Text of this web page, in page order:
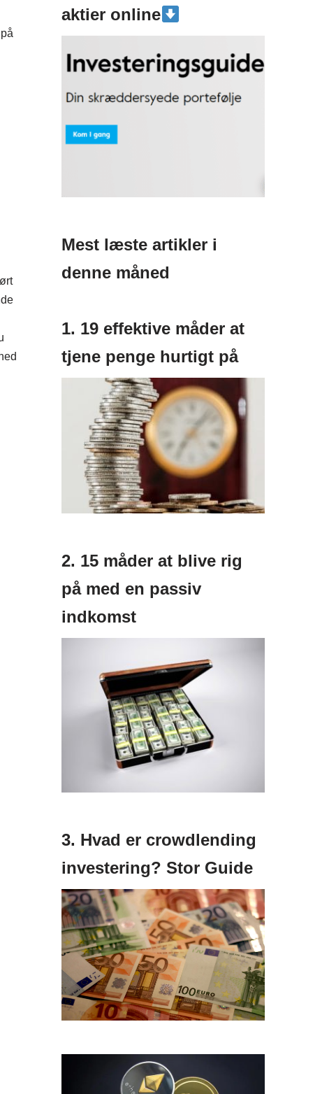
aktier online
Mest læste artikler i
denne måned
1. 19 effektive måder at
tjene penge hurtigt på
2. 15 måder at blive rig
på med en passiv
indkomst
3. Hvad er crowdlending
investering? Stor Guide